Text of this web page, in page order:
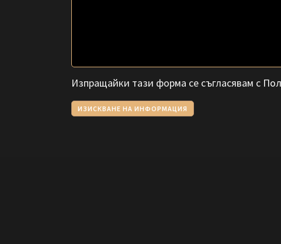
Изпращайки тази форма се съгласявам с
ИЗИСКВАНЕ НА ИНФОРМАЦИЯ